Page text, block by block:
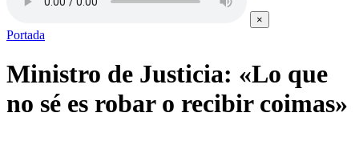
×
Portada
Ministro de Justicia: «Lo que
no sé es robar o recibir coimas»